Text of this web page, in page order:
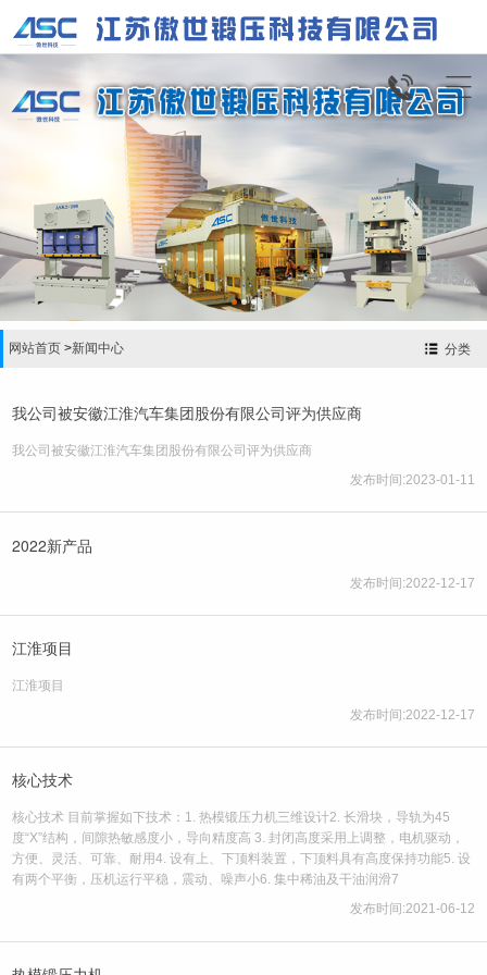


分类
网站首页 >新闻中心
我公司被安徽江淮汽车集团股份有限公司评为供应商
我公司被安徽江淮汽车集团股份有限公司评为供应商
发布时间:2023-01-11
2022新产品
发布时间:2022-12-17
江淮项目
江淮项目
发布时间:2022-12-17
核心技术
核心技术 目前掌握如下技术：1. 热模锻压力机三维设计2. 长滑块，导轨为45
度“X”结构，间隙热敏感度小，导向精度高 3. 封闭高度采用上调整，电机驱动，
方便、灵活、可靠、耐用4. 设有上、下顶料装置，下顶料具有高度保持功能5. 设
有两个平衡，压机运行平稳，震动、噪声小6. 集中稀油及干油润滑7
发布时间:2021-06-12